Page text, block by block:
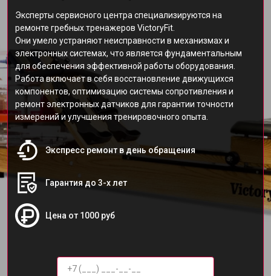
Эксперты сервисного центра специализируются на
ремонте гребных тренажеров VictoryFit.
Они умело устраняют неисправности в механизмах и
электронных системах, что является фундаментальным
для обеспечения эффективной работы оборудования.
Работа включает в себя восстановление движущихся
компонентов, оптимизацию системы сопротивления и
ремонт электронных датчиков для гарантии точности
измерений и улучшения тренировочного опыта.
Экспресс ремонт в день обращения
Гарантия до 3-х лет
Цена от 1000 руб